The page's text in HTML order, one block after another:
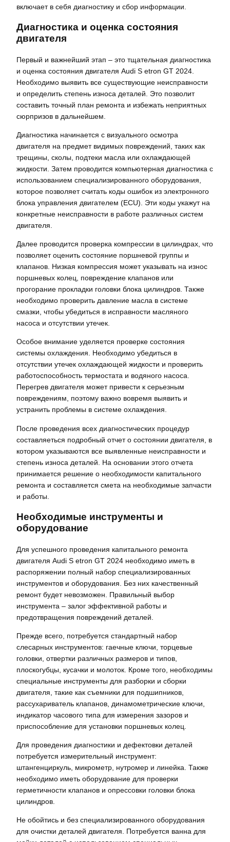
включает в себя диагностику и сбор информации.
Диагностика и оценка состояния
двигателя
Первый и важнейший этап – это тщательная диагностика
и оценка состояния двигателя Audi S etron GT 2024.
Необходимо выявить все существующие неисправности
и определить степень износа деталей. Это позволит
составить точный план ремонта и избежать неприятных
сюрпризов в дальнейшем.
Диагностика начинается с визуального осмотра
двигателя на предмет видимых повреждений, таких как
трещины, сколы, подтеки масла или охлаждающей
жидкости. Затем проводится компьютерная диагностика с
использованием специализированного оборудования,
которое позволяет считать коды ошибок из электронного
блока управления двигателем (ECU). Эти коды укажут на
конкретные неисправности в работе различных систем
двигателя.
Далее проводится проверка компрессии в цилиндрах, что
позволяет оценить состояние поршневой группы и
клапанов. Низкая компрессия может указывать на износ
поршневых колец, повреждение клапанов или
прогорание прокладки головки блока цилиндров. Также
необходимо проверить давление масла в системе
смазки, чтобы убедиться в исправности масляного
насоса и отсутствии утечек.
Особое внимание уделяется проверке состояния
системы охлаждения. Необходимо убедиться в
отсутствии утечек охлаждающей жидкости и проверить
работоспособность термостата и водяного насоса.
Перегрев двигателя может привести к серьезным
повреждениям, поэтому важно вовремя выявить и
устранить проблемы в системе охлаждения.
После проведения всех диагностических процедур
составляеться подробный отчет о состоянии двигателя, в
котором указываются все выявленные неисправности и
степень износа деталей. На основании этого отчета
принимается решение о необходимости капитального
ремонта и составляется смета на необходимые запчасти
и работы.
Необходимые инструменты и
оборудование
Для успешного проведения капитального ремонта
двигателя Audi S etron GT 2024 необходимо иметь в
распоряжении полный набор специализированных
инструментов и оборудования. Без них качественный
ремонт будет невозможен. Правильный выбор
инструмента – залог эффективной работы и
предотвращения повреждений деталей.
Прежде всего, потребуется стандартный набор
слесарных инструментов: гаечные ключи, торцевые
головки, отвертки различных размеров и типов,
плоскогубцы, кусачки и молоток. Кроме того, необходимы
специальные инструменты для разборки и сборки
двигателя, такие как съемники для подшипников,
рассухариватель клапанов, динамометрические ключи,
индикатор часового типа для измерения зазоров и
приспособление для установки поршневых колец.
Для проведения диагностики и дефектовки деталей
потребуется измерительный инструмент:
штангенциркуль, микрометр, нутромер и линейка. Также
необходимо иметь оборудование для проверки
герметичности клапанов и опрессовки головки блока
цилиндров.
Не обойтись и без специализированного оборудования
для очистки деталей двигателя. Потребуется ванна для